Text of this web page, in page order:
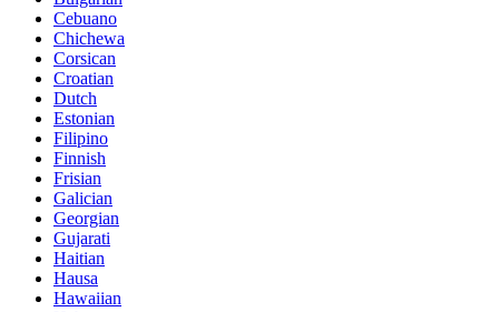
Cebuano
Chichewa
Corsican
Croatian
Dutch
Estonian
Filipino
Finnish
Frisian
Galician
Georgian
Gujarati
Haitian
Hausa
Hawaiian